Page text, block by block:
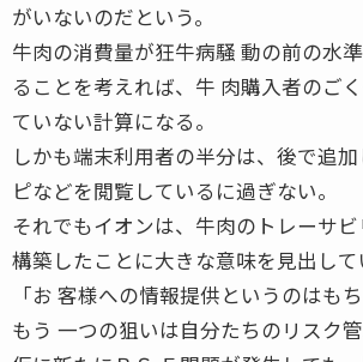
がいないのだという。
牛肉の消費量が狂牛病騒 動の前の水
ることを考えれば、牛 肉購入者のご
ていない計算になる。
しかも端末利用者の半分は、後で追
ピなどを閲覧しているに過ぎない。
それでもイオンは、牛肉のトレーサ
構築したことに大きな意味を見出して
「お 客様への情報提供というのはも
もう 一つの狙いは自分たちのリスク管